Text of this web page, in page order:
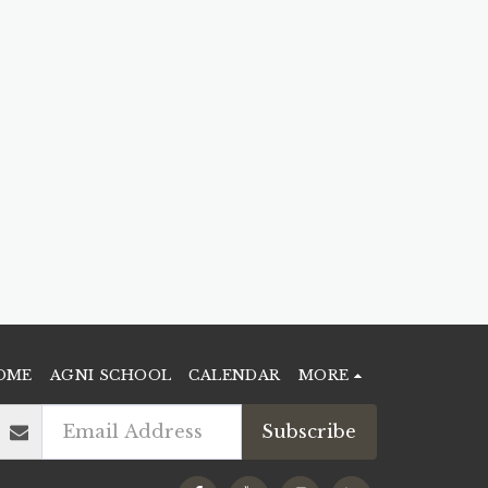
AGNI SCHOOL CALENDAR MORE
Subscribe